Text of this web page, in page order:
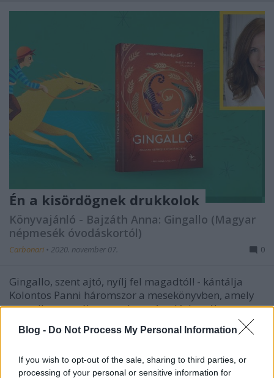
Blog - Do Not Process My Personal Information
If you wish to opt-out of the sale, sharing to third parties, or
processing of your personal or sensitive information for
Én a kisördögnek drukkolok
Könyvajánló - Bajzáth Anna: Gingallo (Magyar
népmesék óvodáskortól)
Carbonari • 2020. november 07. 0
Gingallo, szent ajtó, nyílj fel magadtól! - kántálja
Kolontos Panni háromszor a mesekönyvben, amely
tematikus meséket tartalmaz óvodáskortól
máshol, de mégis szerethetően. (A képen felül a
látható, alatta…